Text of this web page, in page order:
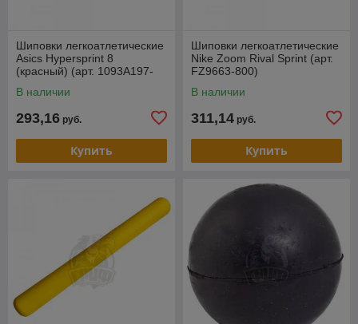
Шиповки легкоатлетические
Asics Hypersprint 8
(красный) (арт. 1093A197-
В наличии
293,16 руб.
Купить
Шиповки легкоатлетические
Nike Zoom Rival Sprint (арт.
FZ9663-800)
В наличии
311,14 руб.
Купить